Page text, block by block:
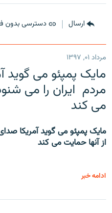
ارسال دسترسی بدون
مرداد ۰۱, ۱۳۹۷
مایک پمپئو می گوید
مردم ایران را می
می کند
مایک پمپئو می گوید آمریکا
از آنها حمایت می کند
ادامه خبر